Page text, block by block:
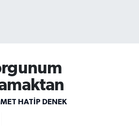
HATİP DENEK